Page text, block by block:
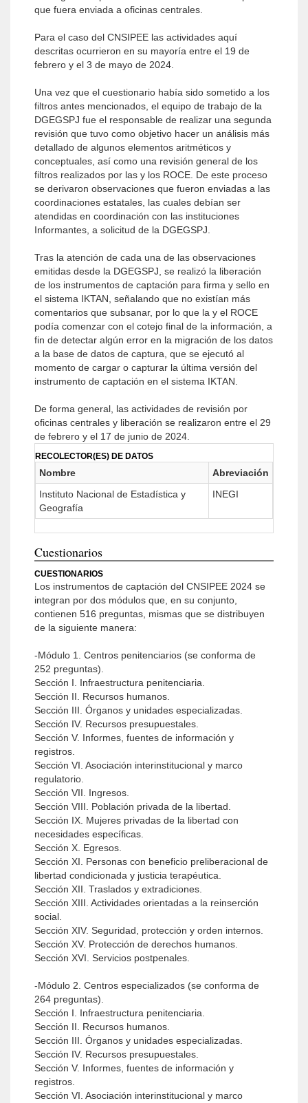
que fuera enviada a oficinas centrales.
Para el caso del CNSIPEE las actividades aquí
descritas ocurrieron en su mayoría entre el 19 de
febrero y el 3 de mayo de 2024.
Una vez que el cuestionario había sido sometido a los
filtros antes mencionados, el equipo de trabajo de la
DGEGSPJ fue el responsable de realizar una segunda
revisión que tuvo como objetivo hacer un análisis más
detallado de algunos elementos aritméticos y
conceptuales, así como una revisión general de los
filtros realizados por las y los ROCE. De este proceso
se derivaron observaciones que fueron enviadas a las
coordinaciones estatales, las cuales debían ser
atendidas en coordinación con las instituciones
Informantes, a solicitud de la DGEGSPJ.
Tras la atención de cada una de las observaciones
emitidas desde la DGEGSPJ, se realizó la liberación
de los instrumentos de captación para firma y sello en
el sistema IKTAN, señalando que no existían más
comentarios que subsanar, por lo que la y el ROCE
podía comenzar con el cotejo final de la información, a
fin de detectar algún error en la migración de los datos
a la base de datos de captura, que se ejecutó al
momento de cargar o capturar la última versión del
instrumento de captación en el sistema IKTAN.
De forma general, las actividades de revisión por
oficinas centrales y liberación se realizaron entre el 29
de febrero y el 17 de junio de 2024.
RECOLECTOR(ES) DE DATOS
Nombre
Abreviación
Instituto Nacional de Estadística y
Geografía
INEGI
Cuestionarios
CUESTIONARIOS
Los instrumentos de captación del CNSIPEE 2024 se
integran por dos módulos que, en su conjunto,
contienen 516 preguntas, mismas que se distribuyen
de la siguiente manera:
-Módulo 1. Centros penitenciarios (se conforma de
252 preguntas).
Sección I. Infraestructura penitenciaria.
Sección II. Recursos humanos.
Sección III. Órganos y unidades especializadas.
Sección IV. Recursos presupuestales.
Sección V. Informes, fuentes de información y
registros.
Sección VI. Asociación interinstitucional y marco
regulatorio.
Sección VII. Ingresos.
Sección VIII. Población privada de la libertad.
Sección IX. Mujeres privadas de la libertad con
necesidades específicas.
Sección X. Egresos.
Sección XI. Personas con beneficio preliberacional de
libertad condicionada y justicia terapéutica.
Sección XII. Traslados y extradiciones.
Sección XIII. Actividades orientadas a la reinserción
social.
Sección XIV. Seguridad, protección y orden internos.
Sección XV. Protección de derechos humanos.
Sección XVI. Servicios postpenales.
-Módulo 2. Centros especializados (se conforma de
264 preguntas).
Sección I. Infraestructura penitenciaria.
Sección II. Recursos humanos.
Sección III. Órganos y unidades especializadas.
Sección IV. Recursos presupuestales.
Sección V. Informes, fuentes de información y
registros.
Sección VI. Asociación interinstitucional y marco